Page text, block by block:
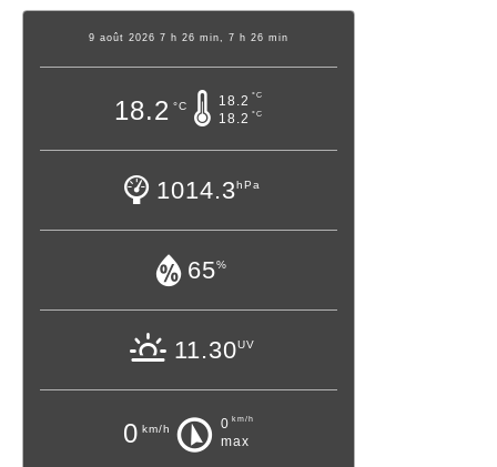
9 août 2026 7 h 26 min, 7 h 26 min
18.2 °C 18.2 °C
18.2 °C
1014.3hPa
65%
11.30UV
0 km/h 0 km/h
max